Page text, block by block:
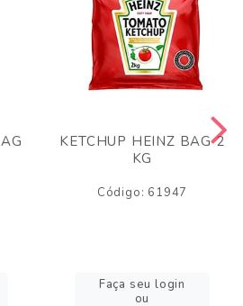
KETCHUP HEINZ BAG 2
KG
Código: 61947
Faça seu login
ou